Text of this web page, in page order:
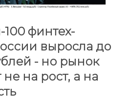
финтех-
выросла до
- но рынок
на рост, а на